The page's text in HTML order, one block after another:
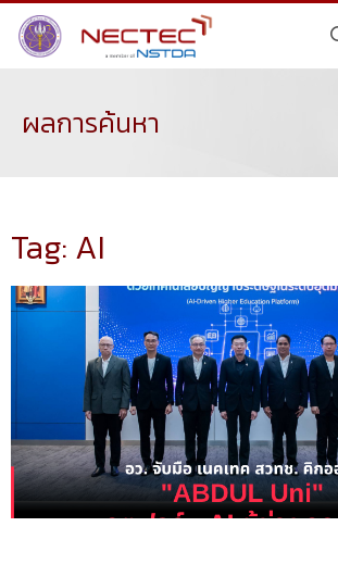
ผลการค้นหา
Tag: AI